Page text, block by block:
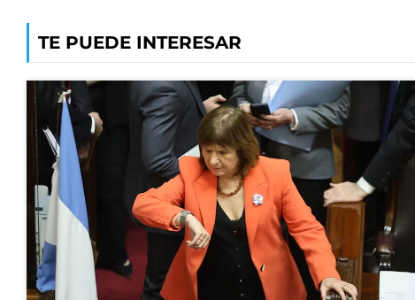
TE PUEDE INTERESAR